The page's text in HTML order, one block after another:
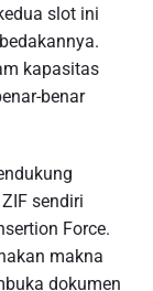
slot ini
kapasitas
benar
sendiri
Force.
makna
dokumen